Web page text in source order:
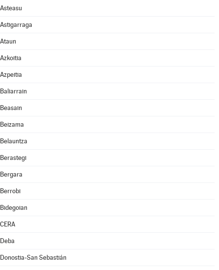
Asteasu
Astigarraga
Ataun
Azkoitia
Azpeitia
Baliarrain
Beasain
Beizama
Belauntza
Berastegi
Bergara
Berrobi
Bidegoian
CERA
Deba
Donostia-San Sebastián